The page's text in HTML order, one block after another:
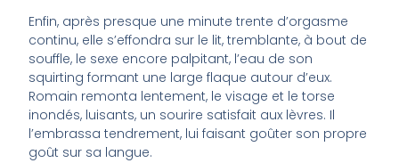
Enfin, après presque une minute trente d’orgasme
continu, elle s’effondra sur le lit, tremblante, à bout de
souffle, le sexe encore palpitant, l’eau de son
squirting formant une large flaque autour d’eux.
Romain remonta lentement, le visage et le torse
inondés, luisants, un sourire satisfait aux lèvres. Il
l’embrassa tendrement, lui faisant goûter son propre
goût sur sa langue.